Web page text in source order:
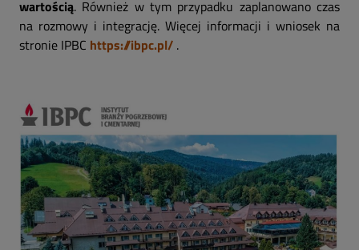
wartością. Również w tym przypadku zaplanowano czas
na rozmowy i integrację. Więcej informacji i wniosek na
stronie IPBC https://ibpc.pl/ .